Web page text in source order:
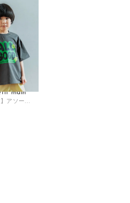
main
【遮熱天竺】アソートポップロゴ半袖T （チャコール）